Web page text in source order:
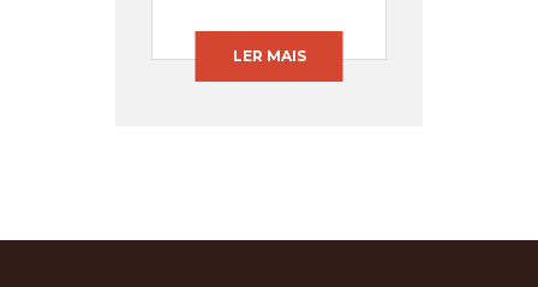
LER MAIS